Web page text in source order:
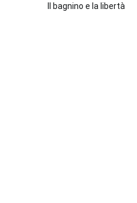
Il bagnino e la libertà